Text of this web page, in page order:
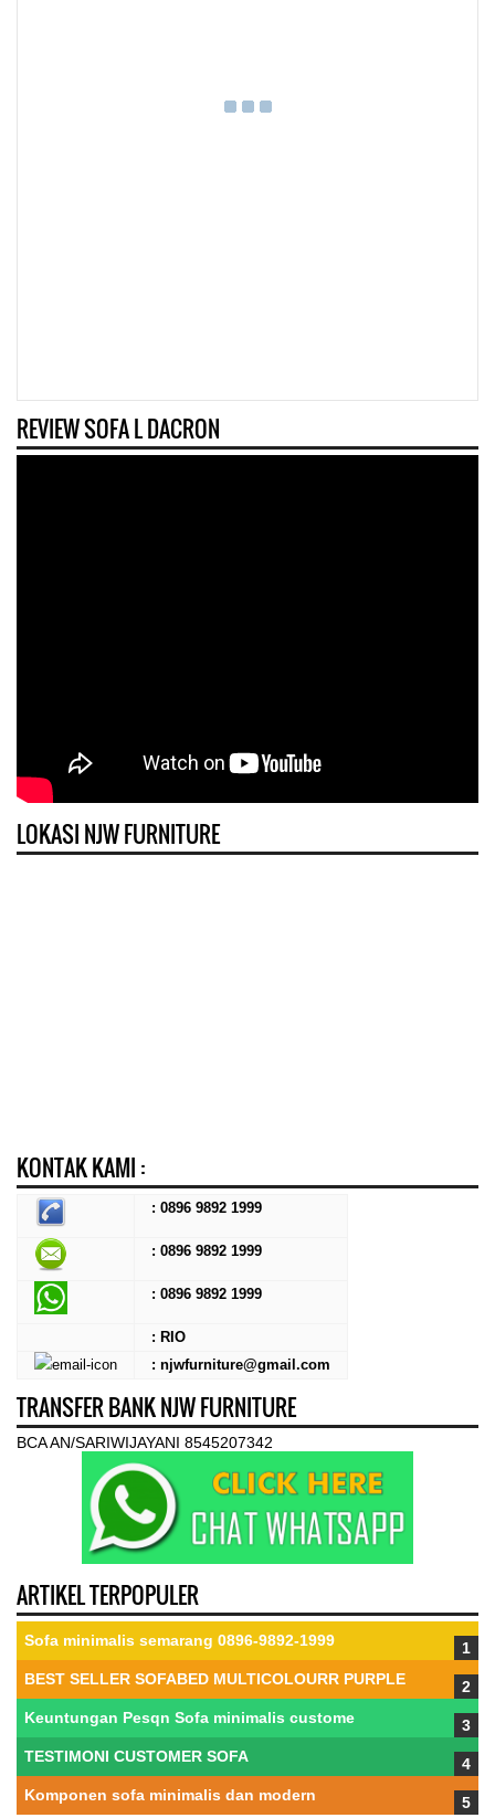
REVIEW SOFA L DACRON
LOKASI NJW FURNITURE
KONTAK KAMI :
: 0896 9892 1999
: 0896 9892 1999
: 0896 9892 1999
: RIO
: njwfurniture@gmail.com
TRANSFER BANK NJW FURNITURE
BCA AN/SARIWIJAYANI 8545207342
ARTIKEL TERPOPULER
Sofa minimalis semarang 0896-9892-1999
BEST SELLER SOFABED MULTICOLOURR PURPLE
Keuntungan Pesqn Sofa minimalis custome
TESTIMONI CUSTOMER SOFA
Komponen sofa minimalis dan modern